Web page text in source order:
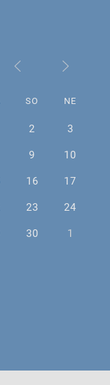
SO NE
2
3
9
10
16
17
23
24
30 1